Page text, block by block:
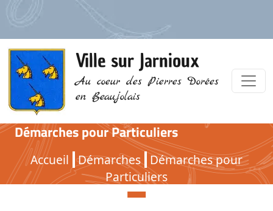
Ville sur Jarnioux
Au coeur des Pierres Dorées
en Beaujolais
Démarches pour Particuliers
Accueil Démarches Démarches pour
Particuliers
Démarches pour Particuliers